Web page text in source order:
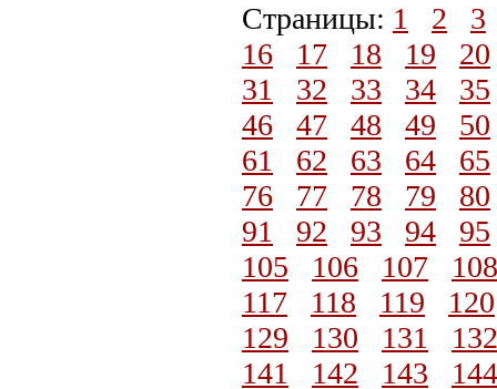
Страницы: 1 2
3
16
17 18 19
20
31
32 33 34
35
46
47 48 49
50
61
62 63 64
65
76
77 78 79
80
91
92 93 94
95
105
106 107
108
117
118 119
120
129
130 131
132
141
142 143
144